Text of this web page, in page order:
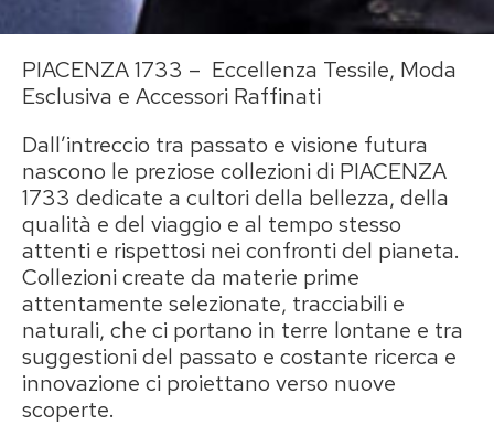
PIACENZA 1733 – Eccellenza Tessile, Moda
Esclusiva e Accessori Raffinati
Dall’intreccio tra passato e visione futura
nascono le preziose collezioni di PIACENZA
1733 dedicate a cultori della bellezza, della
qualità e del viaggio e al tempo stesso
attenti e rispettosi nei confronti del pianeta.
Collezioni create da materie prime
attentamente selezionate, tracciabili e
naturali, che ci portano in terre lontane e tra
suggestioni del passato e costante ricerca e
innovazione ci proiettano verso nuove
scoperte.